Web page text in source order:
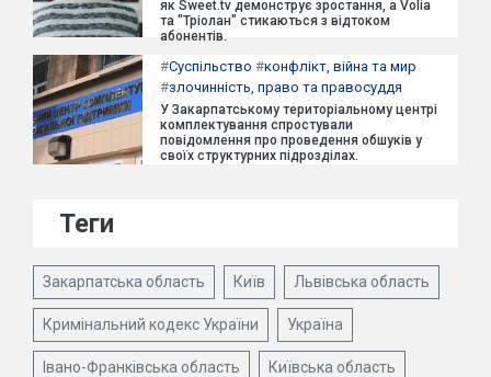
як Sweet.tv демонструє зростання, а Volia
та "Тріолан" стикаються з відтоком
абонентів.
#Суспільство #конфлікт, війна та мир
#злочинність, право та правосуддя
У Закарпатському територіальному центрі
комплектування спростували
повідомлення про проведення обшуків у
своїх структурних підрозділах.
Теги
Закарпатська область Київ Львівська область
Кримінальний кодекс України Україна
Івано-Франківська область Київська область